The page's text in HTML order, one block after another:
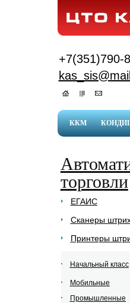
+7(351)790-
ККМ
торговли
ЕГАИС
Сканеры
Принтеры
Начальный класс
Мобильные
Промышленные